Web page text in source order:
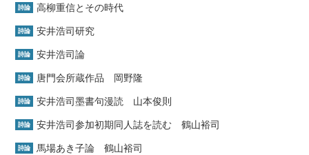
詩論 高柳重信とその時代
詩論 安井浩司研究
詩論 安井浩司論
詩論 唐門会所蔵作品 岡野隆
詩論 安井浩司墨書句漫読 山本俊則
詩論 安井浩司参加初期同人誌を読む 鶴山裕司
詩論 馬場あき子論 鶴山裕司